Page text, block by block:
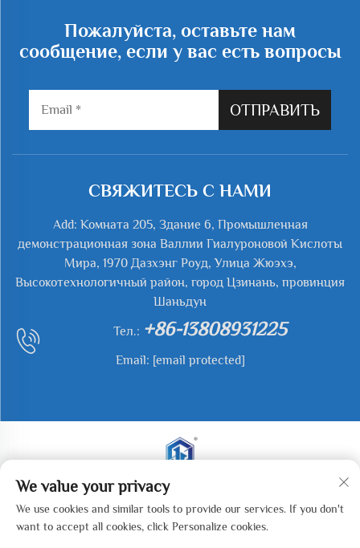
Пожалуйста, оставьте нам
сообщение, если у вас есть вопросы
ОТПРАВИТЬ
СВЯЖИТЕСЬ С НАМИ
Add: Комната 205, Здание 6, Промышленная
демонстрационная зона Валлии Гиалуроновой Кислоты
Мира, 1970 Дазхэнг Роуд, Улица Жюэхэ,
Высокотехнологичный район, город Цзинань, провинция
Шаньдун
Тел.: +86-13808931225
Email: [email protected]
Все права защищены. © 2025 Jianyu Weiye (Jinan)
Machinery Technology Co., LTD. - Политика
конфиденциальности
We value your privacy
We use cookies and similar tools to provide our services. If you don't
want to accept all cookies, click Personalize cookies.